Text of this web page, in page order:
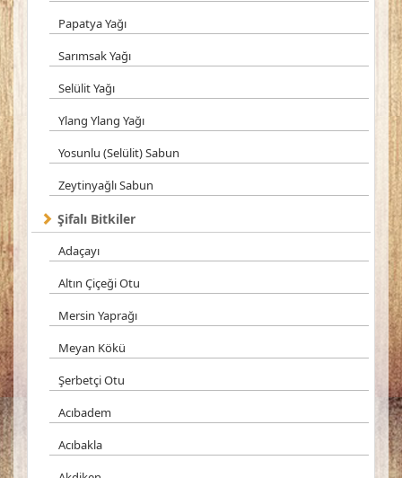
Papatya Yağı
Sarımsak Yağı
Selülit Yağı
Ylang Ylang Yağı
Yosunlu (Selülit) Sabun
Zeytinyağlı Sabun
Şifalı Bitkiler
Adaçayı
Altın Çiçeği Otu
Mersin Yaprağı
Meyan Kökü
Şerbetçi Otu
Acıbadem
Acıbakla